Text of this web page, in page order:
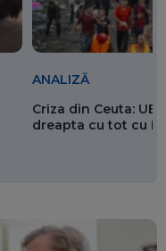
ANALIZĂ
Criza din Ceuta: UE
dreapta cu tot cu